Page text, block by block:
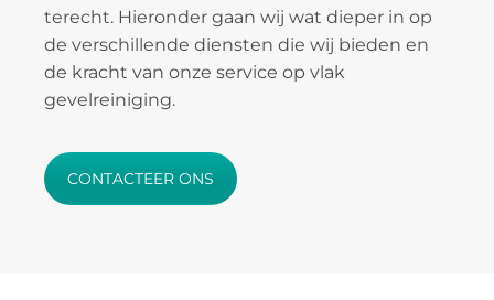
terecht. Hieronder gaan wij wat dieper in op
de verschillende diensten die wij bieden en
de kracht van onze service op vlak
gevelreiniging.
CONTACTEER ONS